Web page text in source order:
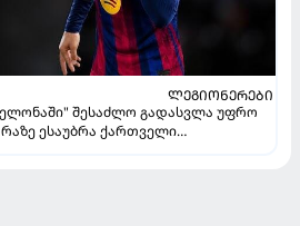
ᲚᲔᲒᲘᲝᲜᲔᲠᲔᲑᲘ
შესაძლო გადასვლა უფრო
ესაუბრა ქართველი